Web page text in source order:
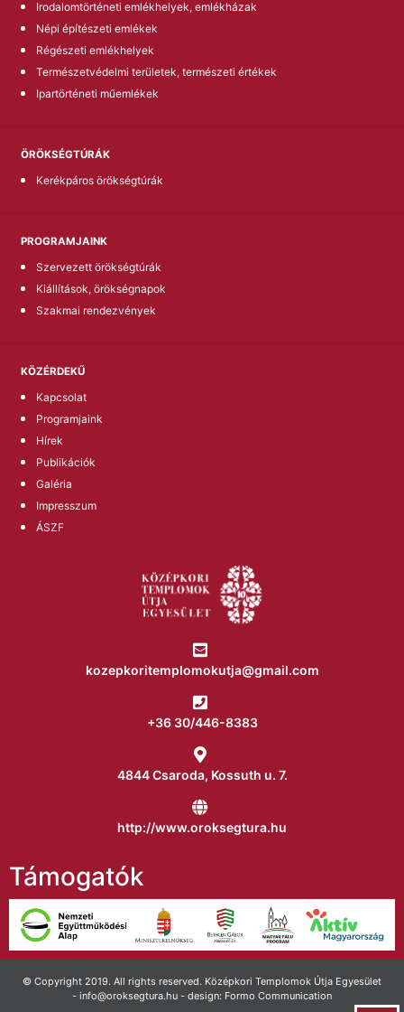
Irodalomtörténeti emlékhelyek, emlékházak
Népi építészeti emlékek
Régészeti emlékhelyek
Természetvédelmi területek, természeti értékek
Ipartörténeti műemlékek
ÖRÖKSÉGTÚRÁK
Kerékpáros örökségtúrák
PROGRAMJAINK
Szervezett örökségtúrák
Kiállítások, örökségnapok
Szakmai rendezvények
KÖZÉRDEKŰ
Kapcsolat
Programjaink
Hírek
Publikációk
Galéria
Impresszum
ÁSZF
kozepkoritemplomokutja@gmail.com
+36 30/446-8383
4844 Csaroda, Kossuth u. 7.
http://www.oroksegtura.hu
Támogatók
© Copyright 2019. All rights reserved. Középkori Templomok Útja Egyesület
- info@oroksegtura.hu - design: Formo Communication